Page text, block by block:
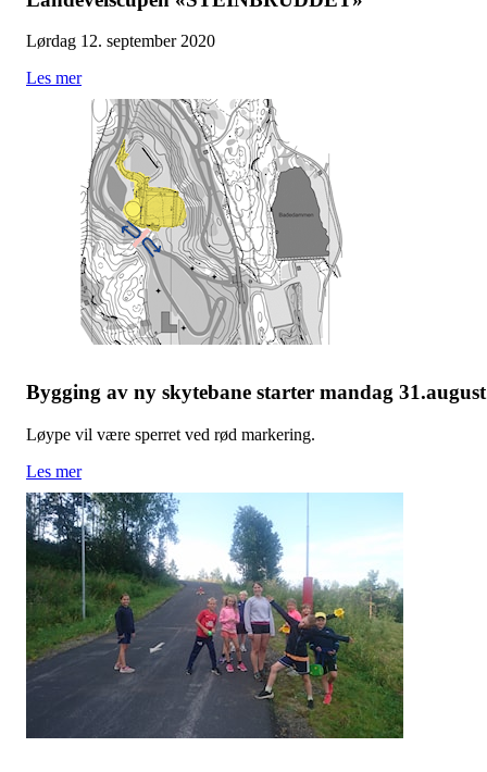
Lørdag 12. september 2020
Les mer
Bygging av ny skytebane starter mandag 31.august
Løype vil være sperret ved rød markering.
Les mer